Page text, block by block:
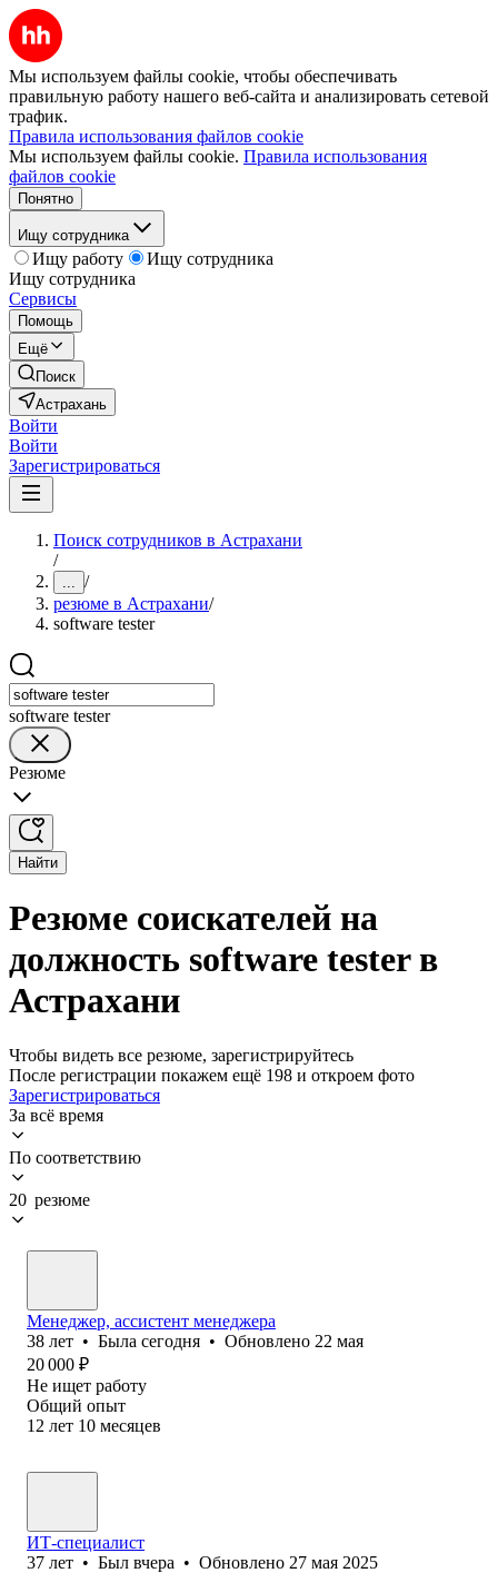
Мы используем файлы cookie, чтобы обеспечивать
правильную работу нашего веб-сайта и анализировать сетевой
трафик.
Правила использования файлов cookie
Мы используем файлы cookie. Правила использования
файлов cookie
Понятно
Ищу сотрудника
Ищу работу
Ищу сотрудника
Ищу сотрудника
Сервисы
Помощь
Ещё
Поиск
Астрахань
Войти
Войти
Зарегистрироваться
Поиск сотрудников в Астрахани
/
... /
резюме в Астрахани/
software tester
software tester
Резюме
Найти
Резюме соискателей на
должность software tester в
Астрахани
Чтобы видеть все резюме, зарегистрируйтесь
После регистрации покажем ещё 198 и откроем фото
Зарегистрироваться
За всё время
По соответствию
20 резюме
Менеджер, ассистент менеджера
38 лет • Была сегодня • Обновлено 22 мая
20 000 ₽
Не ищет работу
Общий опыт
12 лет 10 месяцев
ИТ-специалист
37 лет • Был вчера • Обновлено 27 мая 2025